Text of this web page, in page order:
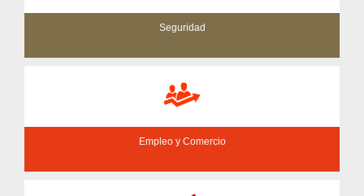
Seguridad
Empleo y Comercio